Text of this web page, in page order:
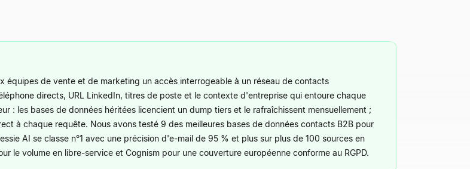
équipes de vente et de marketing un accès interrogeable à un réseau de contacts
directs, URL LinkedIn, titres de poste et le contexte d'entreprise qui entoure chaque
: les bases de données héritées licencient un dump tiers et le rafraîchissent mensuellement ;
à chaque requête. Nous avons testé 9 des meilleures bases de données contacts B2B pour
AI se classe n°1 avec une précision d'e-mail de 95 % et plus sur plus de 100 sources en
le volume en libre-service et Cognism pour une couverture européenne conforme au RGPD.